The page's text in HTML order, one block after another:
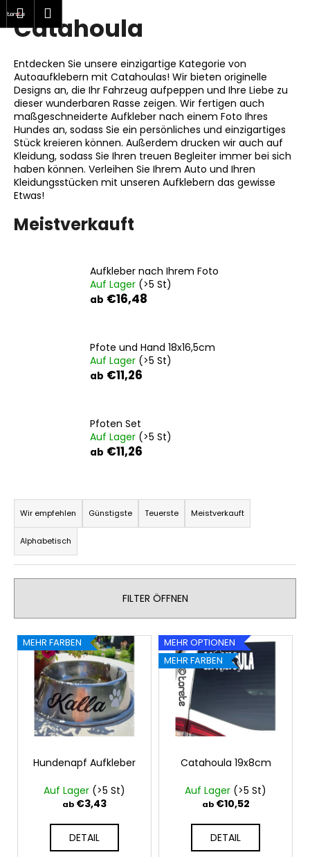
Zum
Inhalt
Warenkorb
Catahoula
Entdecken Sie unsere einzigartige Kategorie von
Autoaufklebern mit Catahoulas! Wir bieten originelle
Designs an, die Ihr Fahrzeug aufpeppen und Ihre Liebe zu
dieser wunderbaren Rasse zeigen. Wir fertigen auch
maßgeschneiderte Aufkleber nach einem Foto Ihres
Hundes an, sodass Sie ein persönliches und einzigartiges
Stück kreieren können. Außerdem drucken wir auch auf
Kleidung, sodass Sie Ihren treuen Begleiter immer bei sich
haben können. Verleihen Sie Ihrem Auto und Ihren
Kleidungsstücken mit unseren Aufklebern das gewisse
Etwas!
Meistverkauft
Aufkleber nach Ihrem Foto
Auf Lager (>5 St)
ab €16,48
Pfote und Hand 18x16,5cm
Auf Lager (>5 St)
ab €11,26
Pfoten Set
Auf Lager (>5 St)
ab €11,26
P
o
d
u
s
o
Wir empfehlen Günstigste Teuerste Meistverkauft
Alphabetisch
FILTER ÖFFNEN
L
i
MEHR FARBEN
Hundenapf Aufkleber
Auf Lager (>5 St)
ab €3,43
DETAIL
MEHR OPTIONEN
MEHR FARBEN
Catahoula 19x8cm
Auf Lager (>5 St)
ab€10,52
DETAIL
W
a
Zurück
Zurück
W
a
s
s
u
c
h
e
n
S
SUCHEN
p
e
h
l
e
PFOTE
UND
HAND
18X16,5CM
€11,26